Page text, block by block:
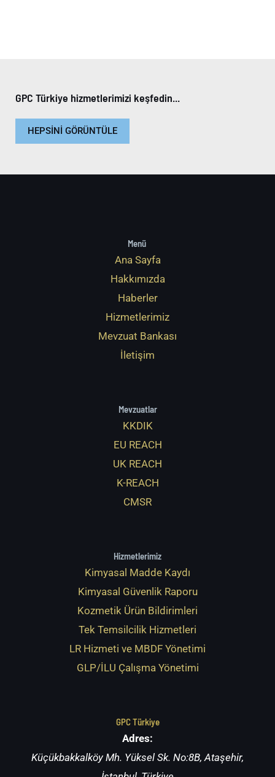
GPC Türkiye hizmetlerimizi keşfedin...
HEPSİNİ GÖRÜNTÜLE
Menü
Ana Sayfa
Hakkımızda
Haberler
Hizmetlerimiz
Mevzuat Bankası
İletişim
Mevzuatlar
KKDIK
EU REACH
UK REACH
K-REACH
CMSR
Hizmetlerimiz
Kimyasal Madde Kaydı
Kimyasal Güvenlik Raporu
Kozmetik Ürün Bildirimleri
Tek Temsilcilik Hizmetleri
LR Hizmeti ve MBDF Yönetimi
GLP/İLU Çalışma Yönetimi
GPC Türkiye
Adres:
Küçükbakkalköy Mh. Yüksel Sk. No:8B, Ataşehir,